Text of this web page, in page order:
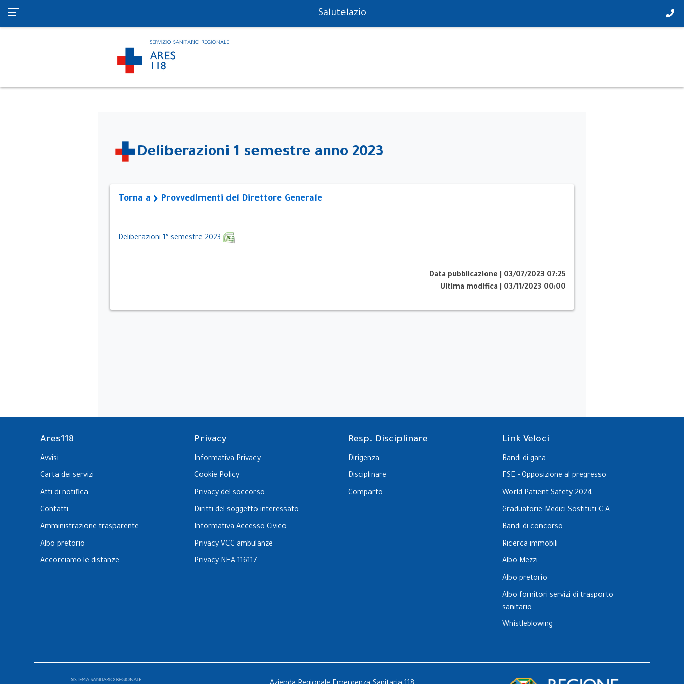
PS in tempo reale
Salutelazio
Deliberazioni 1 semestre anno 2023
Torna a Provvedimenti del Direttore Generale
Deliberazioni 1° semestre 2023
Data pubblicazione
03/07/2023 07:25
Ultima modifica
03/11/2023 00:00
Ares118
Avvisi
Carta dei servizi
Atti di notifica
Contatti
Amministrazione trasparente
Albo pretorio
Accorciamo le distanze
Privacy
Informativa Privacy
Cookie Policy
Privacy del soccorso
Diritti del soggetto interessato
Informativa Accesso Civico
Privacy VCC ambulanze
Privacy NEA 116117
Resp. Disciplinare
Dirigenza
Disciplinare
Comparto
Link Veloci
Bandi di gara
FSE - Opposizione al pregresso
World Patient Safety 2024
Graduatorie Medici Sostituti C.A.
Bandi di concorso
Ricerca immobili
Albo Mezzi
Albo pretorio
Albo fornitori servizi di trasporto
sanitario
Whistleblowing